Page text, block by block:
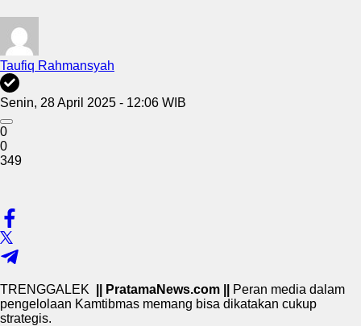
Taufiq Rahmansyah
Senin, 28 April 2025 - 12:06 WIB
0
0
349
TRENGGALEK || PratamaNews.com ||
Peran media dalam
pengelolaan Kamtibmas memang bisa dikatakan cukup
strategis.